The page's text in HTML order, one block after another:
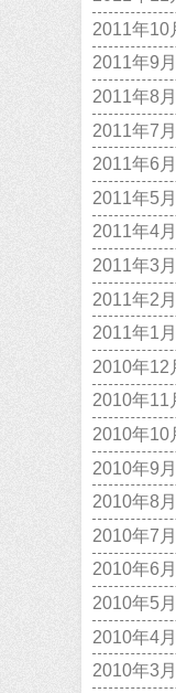
2011年10
2011年9月
2011年8月
2011年7月
2011年6月
2011年5月
2011年4月
2011年3月
2011年2月
2011年1月
2010年12
2010年11
2010年10
2010年9月
2010年8月
2010年7月
2010年6月
2010年5月
2010年4月
2010年3月